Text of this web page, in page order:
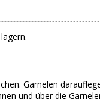
Garnelen
und über die